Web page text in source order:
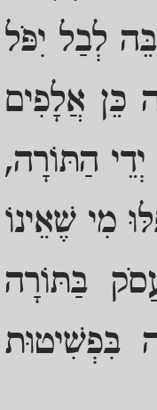
לְבַל יִפֹּל
כֵּן אֲלָפִים
הַתּוֹרָה,
מִי שֶׁאֵינוֹ
בַּתּוֹרָה
בִּפְשִׁיטוּת